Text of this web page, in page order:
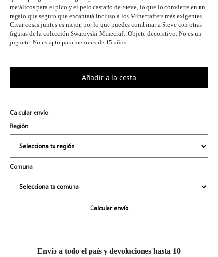
metálicos para el pico y el pelo castaño de Steve, lo que lo convierte en un
regalo que seguro que encantará incluso a los Minecrafters más exigentes.
Crear cosas juntos es mejor, por lo que puedes combinar a Steve con otras
figuras de la colección Swarovski Minecraft. Objeto decorativo. No es un
juguete. No es apto para menores de 15 años.
Calcular envío
Región
Comuna
Calcular envío
Envío a todo el país y devoluciones hasta 10